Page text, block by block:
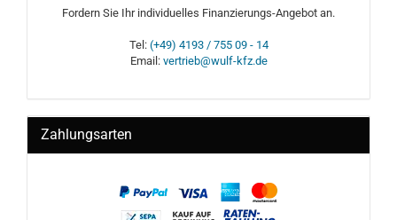
Fordern Sie Ihr individuelles Finanzierungs-Angebot an.
Tel: (+49) 4193 / 755 09 - 14
Email: vertrieb@wulf-kfz.de
Zahlungsarten